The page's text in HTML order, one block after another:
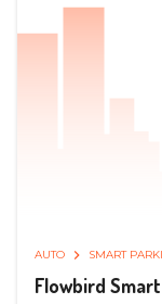
AUTO SMART
Flowbird